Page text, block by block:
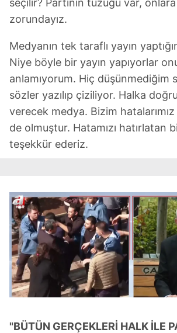
seçilir? Partinin tüzüğü var,
zorundayız.
Medyanın tek taraflı yayın
Niye böyle bir yayın yapıyorlar
anlamıyorum. Hiç düşünmediğim
sözler yazılıp çiziliyor. Halka
verecek medya. Bizim
de olmuştur. Hatamızı hatırlatan
teşekkür ederiz.
"BÜTÜN GERÇEKLERİ HALK İLE